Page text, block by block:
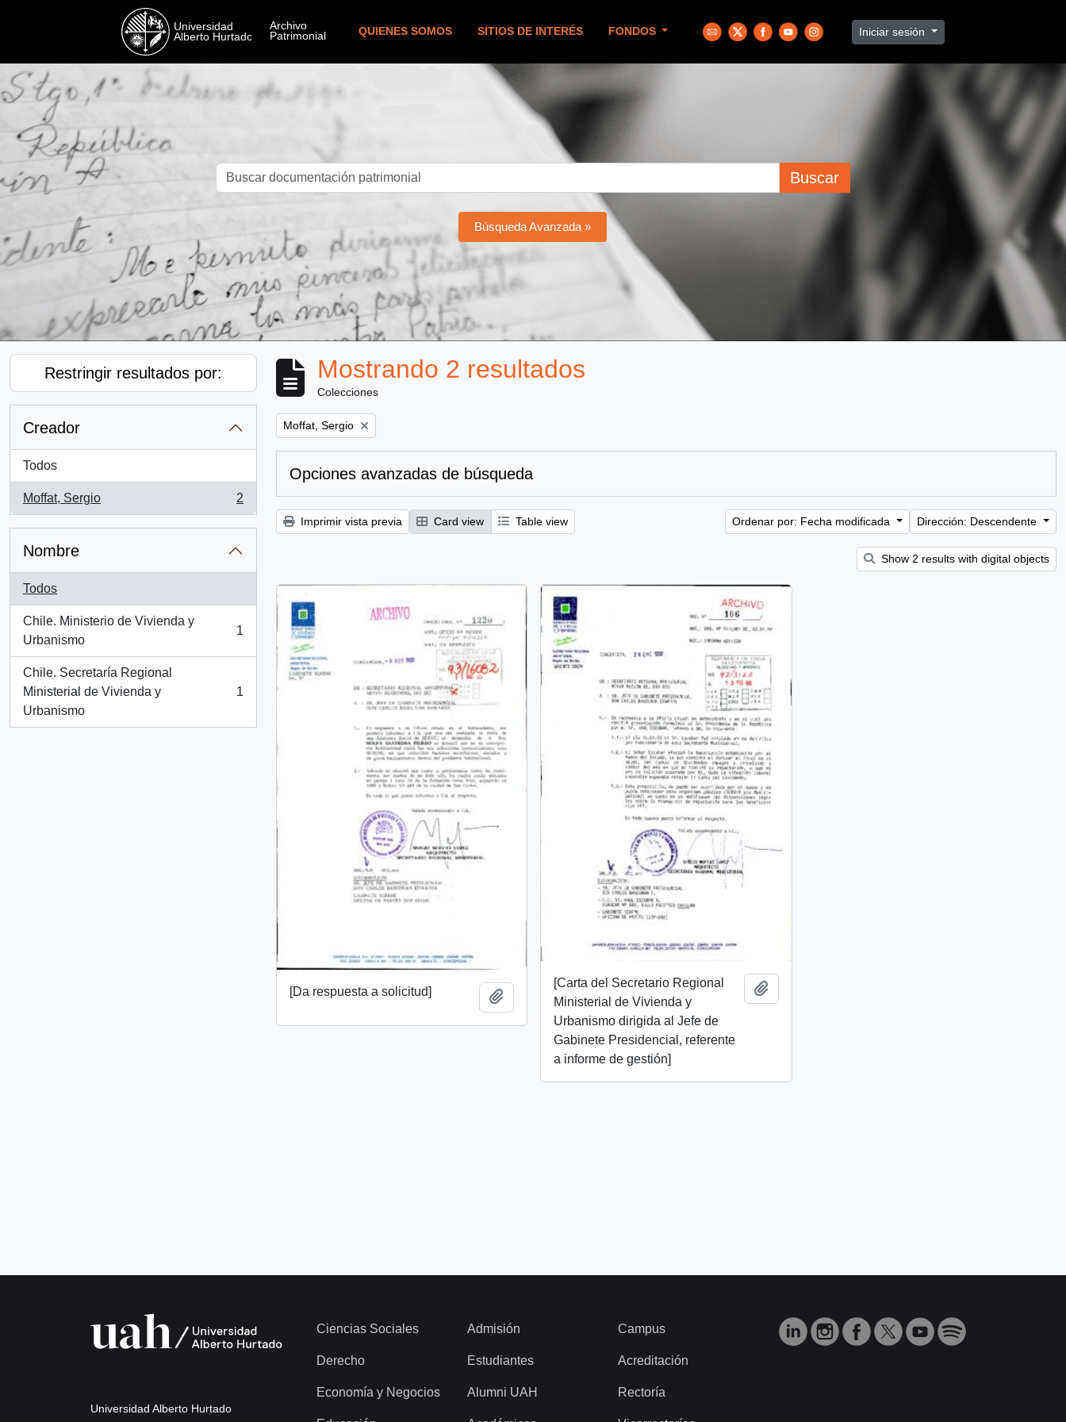
QUIENES SOMOS SITIOS DE INTERÉS FONDOS Iniciar sesión
Buscar
Búsqueda Avanzada »
Restringir resultados por:
Creador
Todos
Moffat, Sergio
, 2 resultados
2
Nombre
Todos
Chile. Ministerio de Vivienda y
Urbanismo
, 1 resultados
1
Chile. Secretaría Regional
Ministerial de Vivienda y
Urbanismo
, 1 resultados
1
Mostrando 2 resultados
Colecciones
Remove filter:
Moffat, Sergio
Opciones avanzadas de búsqueda
Imprimir vista previa Card view Table view Ordenar por: Fecha modificada Dirección: Descendente
Show 2 results with digital objects
[Da respuesta a solicitud] Añadir al portapapeles
[Carta del Secretario Regional
Ministerial de Vivienda y
Urbanismo dirigida al Jefe de
Gabinete Presidencial, referente
a informe de gestión]
Añadir al portapapeles
Universidad Alberto Hurtado
Ciencias Sociales
Derecho
Economía y Negocios
Admisión
Estudiantes
Alumni UAH
Campus
Acreditación
Rectoría